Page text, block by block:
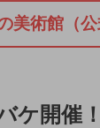
美術館（公
ケ開催